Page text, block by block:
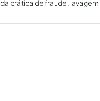
prática de fraude,